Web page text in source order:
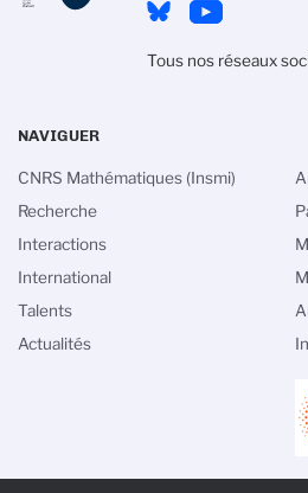
Tous nos réseaux
NAVIGUER
CNRS Mathématiques (Insmi)
Recherche
Interactions
International
Talents
Actualités